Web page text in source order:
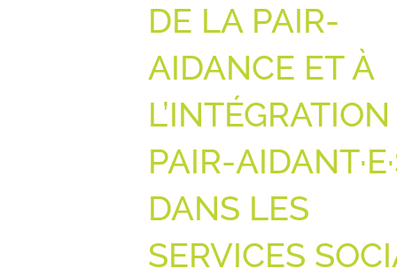
DE LA PAIR-
AIDANCE ET À
PAIR-
DANS LES
SERVICES